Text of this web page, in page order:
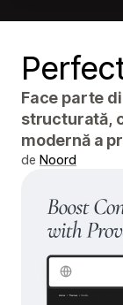
Face parte
structurată,
modernă a
de Noord